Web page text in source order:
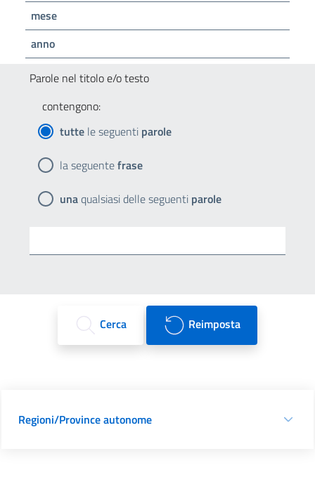
mese
anno
Parole nel titolo e/o testo
contengono:
tutte le seguenti parole
la seguentefrase
unaqualsiasi delle seguenti parole
Cerca Reimposta
Regioni/Province autonome